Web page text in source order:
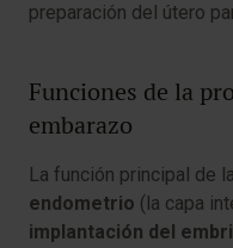
preparación del útero
Funciones de la
embarazo
La función principal de
endometrio (la capa
implantación del